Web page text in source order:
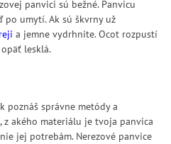
panvici sú bežné. Panvicu
umytí. Ak sú škvrny už
a jemne vydrhnite. Ocot rozpustí
lesklá.
poznáš správne metódy a
akého materiálu je tvoja panvica
jej potrebám. Nerezové panvice